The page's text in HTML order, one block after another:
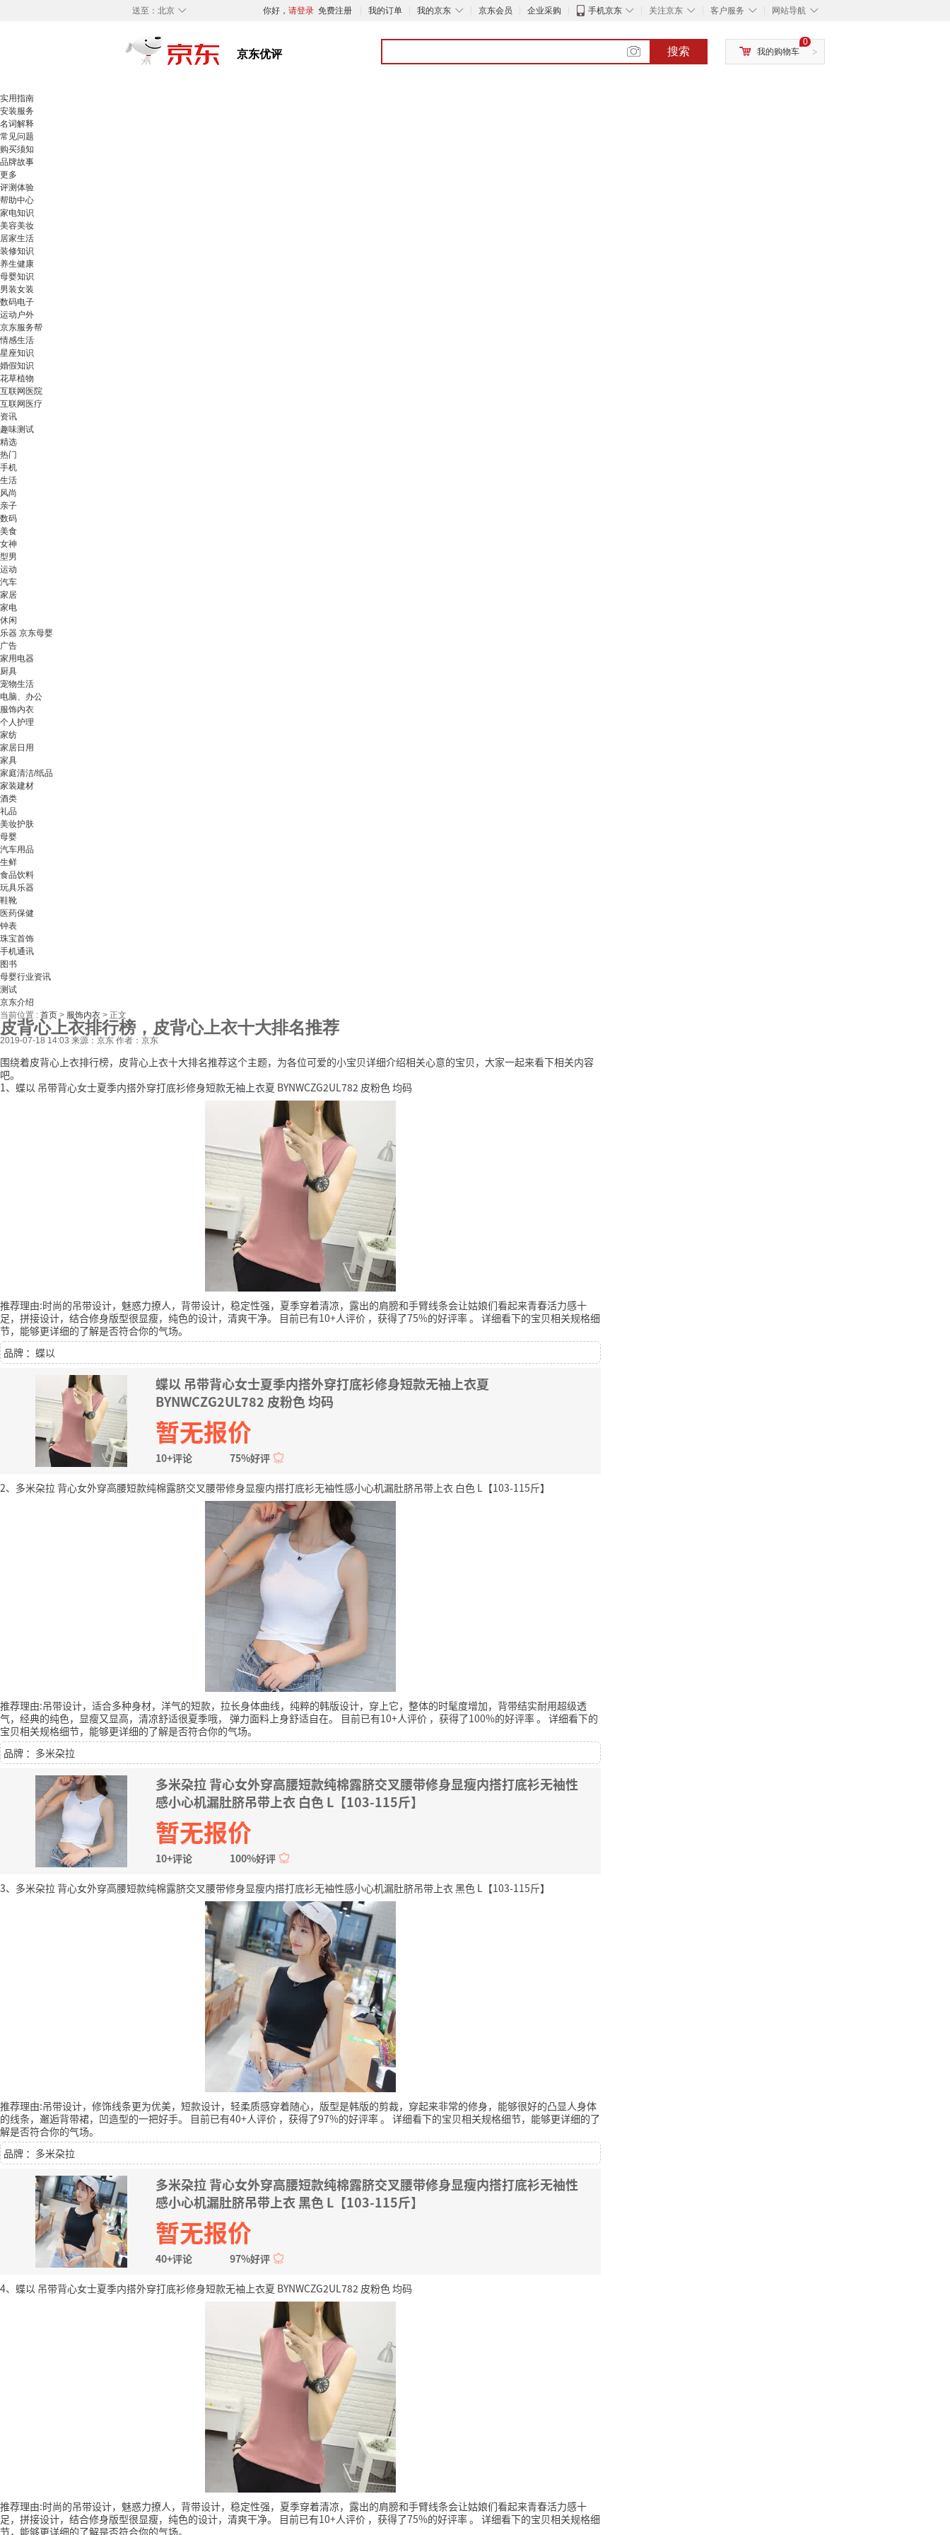
◇
送至： 北京 你好， 请登录 免费注册 我的订单 ◇
我的京东 京东会员 企业采购 ◇
手机京东 ◇
关注京东 ◇
客户服务 ◇
网站导航
搜索 >
0
我的购物车
实用指南
安装服务
名词解释
常见问题
购买须知
品牌故事
更多
评测体验
帮助中心
家电知识
美容美妆
居家生活
装修知识
养生健康
母婴知识
男装女装
数码电子
运动户外
京东服务帮
情感生活
星座知识
婚假知识
花草植物
互联网医院
互联网医疗
资讯
趣味测试
精选
热门
手机
生活
风尚
亲子
数码
美食
女神
型男
运动
汽车
家居
家电
休闲
乐器 京东母婴
广告
家用电器
厨具
宠物生活
电脑、办公
服饰内衣
个人护理
家纺
家居日用
家具
家庭清洁/纸品
家装建材
酒类
礼品
美妆护肤
母婴
汽车用品
生鲜
食品饮料
玩具乐器
鞋靴
医药保健
钟表
珠宝首饰
手机通讯
图书
母婴行业资讯
测试
京东介绍
当前位置 : 首页 > 服饰内衣 > 正文
皮背心上衣排行榜，皮背心上衣十大排名推荐
2019-07-18 14:03 来源：京东 作者：京东
围绕着皮背心上衣排行榜，皮背心上衣十大排名推荐这个主题，为各位可爱的小宝贝详细介绍相关心意的宝贝，大家一起来看下相关内容
吧。
1、蝶以 吊带背心女士夏季内搭外穿打底衫修身短款无袖上衣夏 BYNWCZG2UL782 皮粉色 均码
推荐理由:时尚的吊带设计，魅惑力撩人，背带设计，稳定性强，夏季穿着清凉，露出的肩膀和手臂线条会让姑娘们看起来青春活力感十
足，拼接设计，结合修身版型很显瘦，纯色的设计，清爽干净。
目前已有10+人评价 ，获得了75%的好评率。 详细看下的宝贝相关规格细
节，能够更详细的了解是否符合你的气场。
品牌 ：蝶以
蝶以 吊带背心女士夏季内搭外穿打底衫修身短款无袖上衣夏
BYNWCZG2UL782 皮粉色 均码
暂无报价
10+评论 75%好评
2、多米朶拉 背心女外穿高腰短款纯棉露脐交叉腰带修身显瘦内搭打底衫无袖性感小心机漏肚脐吊带上衣 白色 L【103-115斤】
推荐理由:吊带设计，适合多种身材，洋气的短款，拉长身体曲线，纯粹的韩版设计，穿上它，整体的时髦度增加，背带结实耐用超级透
气，经典的纯色，显瘦又显高，清凉舒适很夏季哦， 弹力面料上身舒适自在。
目前已有10+人评价 ，获得了100%的好评率。 详细看下的
宝贝相关规格细节，能够更详细的了解是否符合你的气场。
品牌 ：多米朶拉
多米朶拉 背心女外穿高腰短款纯棉露脐交叉腰带修身显瘦内搭打底衫无袖性
感小心机漏肚脐吊带上衣 白色 L【103-115斤】
暂无报价
10+评论 100%好评
3、多米朶拉 背心女外穿高腰短款纯棉露脐交叉腰带修身显瘦内搭打底衫无袖性感小心机漏肚脐吊带上衣 黑色 L【103-115斤】
推荐理由:吊带设计，修饰线条更为优美，短款设计，轻柔质感穿着随心，版型是韩版的剪裁，穿起来非常的修身，能够很好的凸显人身体
的线条，邂逅背带裙，凹造型的一把好手。
目前已有40+人评价 ，获得了97%的好评率。 详细看下的宝贝相关规格细节，能够更详细的了
解是否符合你的气场。
品牌 ：多米朶拉
多米朶拉 背心女外穿高腰短款纯棉露脐交叉腰带修身显瘦内搭打底衫无袖性
感小心机漏肚脐吊带上衣 黑色 L【103-115斤】
暂无报价
40+评论 97%好评
4、蝶以 吊带背心女士夏季内搭外穿打底衫修身短款无袖上衣夏 BYNWCZG2UL782 皮粉色 均码
推荐理由:时尚的吊带设计，魅惑力撩人，背带设计，稳定性强，夏季穿着清凉，露出的肩膀和手臂线条会让姑娘们看起来青春活力感十
足，拼接设计，结合修身版型很显瘦，纯色的设计，清爽干净。
目前已有10+人评价 ，获得了75%的好评率。 详细看下的宝贝相关规格细
节，能够更详细的了解是否符合你的气场。